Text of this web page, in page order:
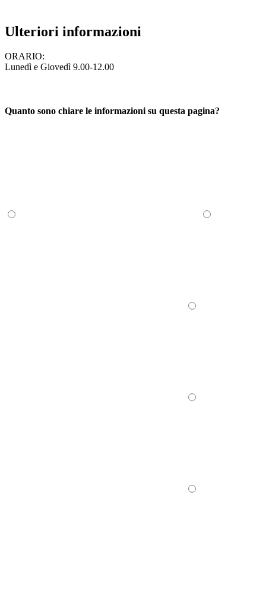
Ulteriori informazioni
ORARIO:
Lunedì e Giovedì 9.00-12.00
Quanto sono chiare le informazioni su questa pagina?